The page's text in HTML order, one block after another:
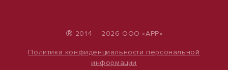
® 2014 – 2026 ООО «АРР»
Политика конфиденциальности персональной
информации